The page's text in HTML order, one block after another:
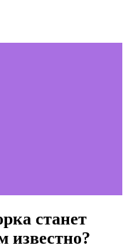
станет
известно?